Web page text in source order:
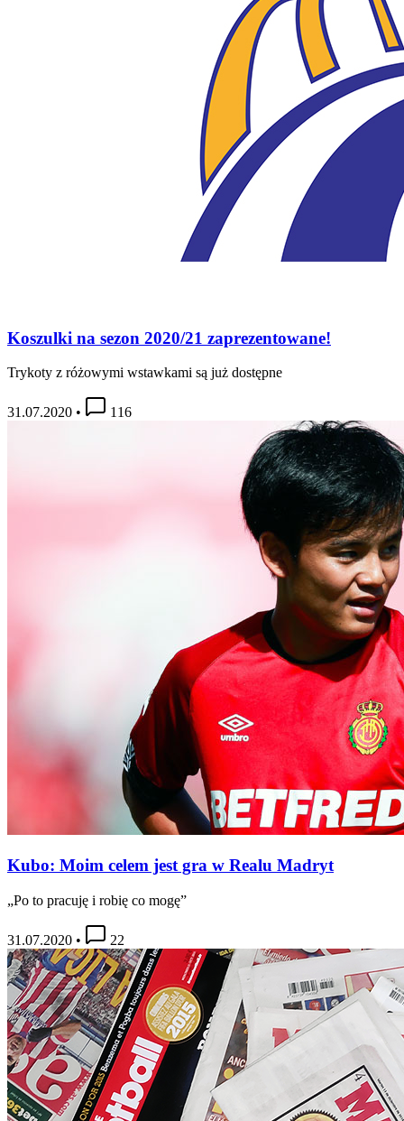
Koszulki na sezon 2020/21 zaprezentowane!
Trykoty z różowymi wstawkami są już dostępne
31.07.2020 • 116
Kubo: Moim celem jest gra w Realu Madryt
„Po to pracuję i robię co mogę”
31.07.2020 • 22